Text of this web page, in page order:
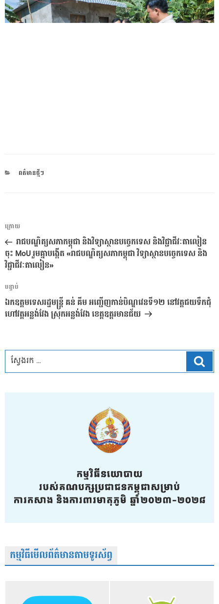
CATEGORIES
ពត៌មានថ្មីៗ
ការ​
នាំទិស​
ប្រកាស
អត្ថបទ
មុន
ក្រោយ
រាជបណ្ឌិត្យសភាកម្ពុជា និងវិទ្យាស្ថានបច្ចេកទេស និងវិជ្ជាជីវៈតាលៀន
ចុះ MoU រួមគ្នាបង្កើត «រាជបណ្ឌិត្យសភាកម្ពុជា វិទ្យាស្ថានបច្ចេកទេស និង
វិជ្ជាជីវៈតាលៀន»
អត្ថបទ
បន្ទាប់
បន្ទាប់
ឯកឧត្តមទេសរដ្ឋមន្ត្រី គន់ គីម អញ្ជើញ​កាន់បិណ្ឌវេនទី១២ នៅវត្តជយទឹកជុំ
ហៅវត្តអន្លង់វែង ស្រុកអន្លង់វែង ខេត្តឧត្តរមានជ័យ
កម្មវិធីមើលព័ត៌មានតាមទូរស័ព្វ